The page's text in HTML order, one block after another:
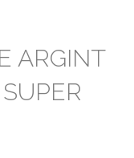
ARGINT